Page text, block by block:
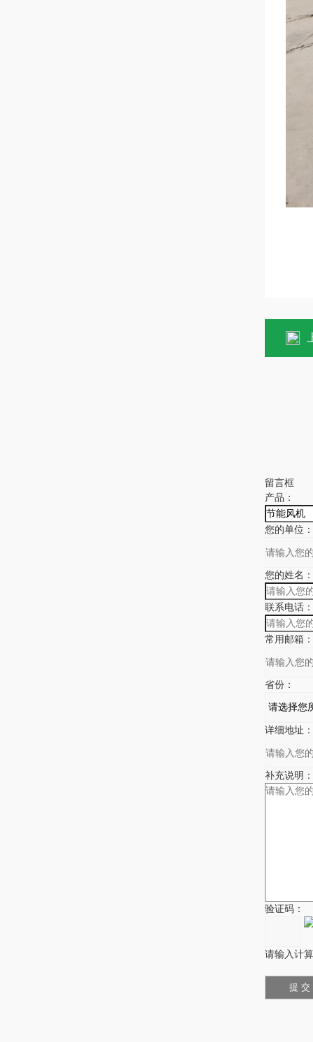
留言框
产品：
您的单位：
您的姓名：
联系电话：
常用邮箱：
省份：
详细地址：
补充说明：
验证码：
请输入计算